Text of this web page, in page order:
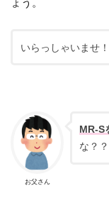
いらっしゃいませ！
お父さん
MR-S
な？？